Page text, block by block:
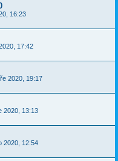
16:23
17:42
2020, 19:17
2020, 13:13
2020, 12:54